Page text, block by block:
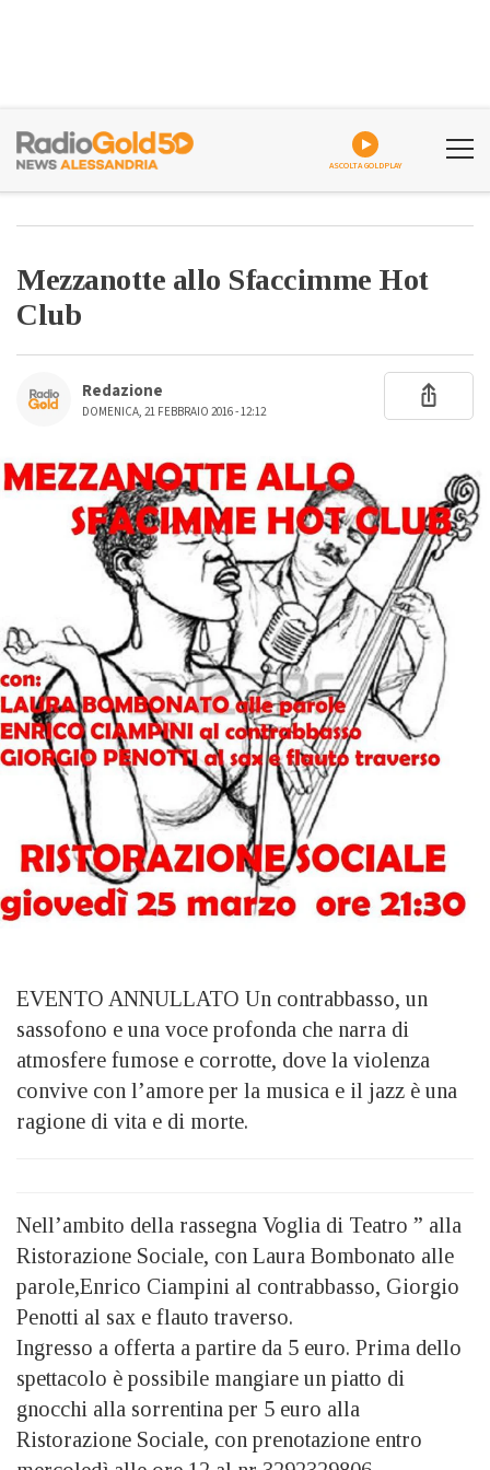
ASCOLTA GOLDPLAY
Mezzanotte allo Sfaccimme Hot
Club
Redazione
DOMENICA, 21 FEBBRAIO 2016 - 12:12
EVENTO ANNULLATO Un contrabbasso, un
sassofono e una voce profonda che narra di
atmosfere fumose e corrotte, dove la violenza
convive con l’amore per la musica e il jazz è una
ragione di vita e di morte.
Nell’ambito della rassegna Voglia di Teatro ” alla
Ristorazione Sociale, con Laura Bombonato alle
parole,Enrico Ciampini al contrabbasso, Giorgio
Penotti al sax e flauto traverso.
Ingresso a offerta a partire da 5 euro. Prima dello
spettacolo è possibile mangiare un piatto di
gnocchi alla sorrentina per 5 euro alla
Ristorazione Sociale, con prenotazione entro